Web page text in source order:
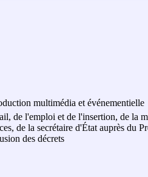
multimédia et événementielle
de l'emploi et de l'insertion, de la
de la secrétaire d'État auprès du
des décrets